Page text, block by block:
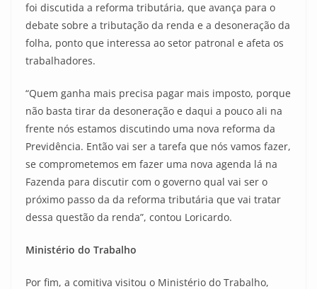
foi discutida a reforma tributária, que avança para o
debate sobre a tributação da renda e a desoneração da
folha, ponto que interessa ao setor patronal e afeta os
trabalhadores.
“Quem ganha mais precisa pagar mais imposto, porque
não basta tirar da desoneração e daqui a pouco ali na
frente nós estamos discutindo uma nova reforma da
Previdência. Então vai ser a tarefa que nós vamos fazer,
se comprometemos em fazer uma nova agenda lá na
Fazenda para discutir com o governo qual vai ser o
próximo passo da da reforma tributária que vai tratar
dessa questão da renda”, contou Loricardo.
Ministério do Trabalho
Por fim, a comitiva visitou o Ministério do Trabalho,